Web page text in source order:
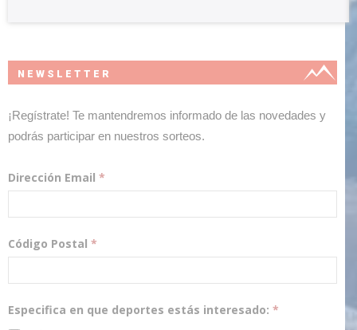
NEWSLETTER
¡Regístrate! Te mantendremos informado de las novedades y
podrás participar en nuestros sorteos.
Dirección Email *
Código Postal *
Especifica en que deportes estás interesado: *